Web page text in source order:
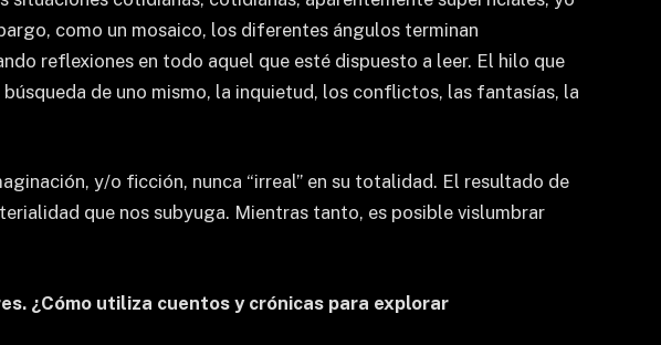
como un mosaico, los diferentes ángulos terminan
reflexiones en todo aquel que esté dispuesto a leer. El hilo que
de uno mismo, la inquietud, los conflictos, las fantasías, la
y/o ficción, nunca “irreal” en su totalidad. El resultado de
que nos subyuga. Mientras tanto, es posible vislumbrar
¿Cómo utiliza cuentos y crónicas para explorar